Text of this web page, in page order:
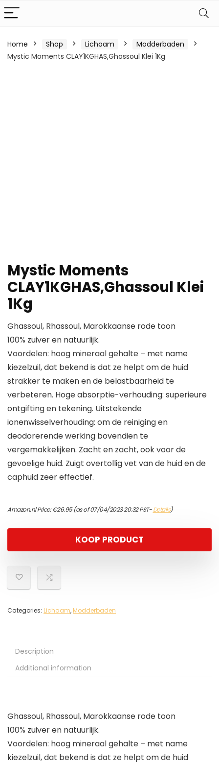
Home Shop Lichaam
Modderbaden
Mystic Moments CLAY1KGHAS,Ghassoul Klei 1Kg
Mystic Moments
CLAY1KGHAS,Ghassoul Klei
1Kg
Ghassoul, Rhassoul, Marokkaanse rode toon
100% zuiver en natuurlijk.
Voordelen: hoog mineraal gehalte – met name
kiezelzuil, dat bekend is dat ze helpt om de huid
strakker te maken en de belastbaarheid te
verbeteren. Hoge absorptie-verhouding: superieure
ontgifting en tekening. Uitstekende
ionenwisselverhouding: om de reiniging en
deodorerende werking bovendien te
vergemakkelijken. Zacht en zacht, ook voor de
gevoelige huid. Zuigt overtollig vet van de huid en de
caphuid zeer effectief.
Amazon.nl Price:€26.95(as of 07/04/2023 20:32 PST-Details)
KOOP PRODUCT
Categories: Lichaam, Modderbaden
Description
Additional information
Ghassoul, Rhassoul, Marokkaanse rode toon
100% zuiver en natuurlijk.
Voordelen: hoog mineraal gehalte – met name
kiezelzuil, dat bekend is dat ze helpt om de huid